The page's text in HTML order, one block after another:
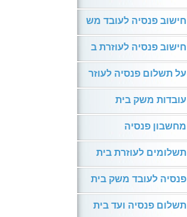
חישוב פנסיה לעובד מש
חישוב פנסיה לעוזרת ב
על תשלום פנסיה לעוזר
עובדות משק בית
מחשבון פנסיה
תשלומים לעוזרת בית
פנסיה לעובד משק בית
תשלום פנסיה ועד בית